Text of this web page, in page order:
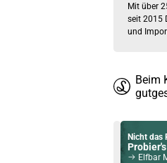
Mit über
seit 2015
und
Beim
Nicht das
Elfbar